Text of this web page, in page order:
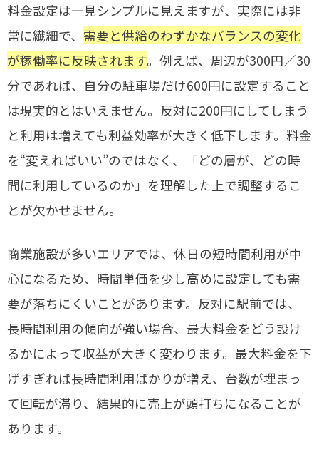
料金設定は一見シンプルに見えますが、実際には非
常に繊細で、 需要と供給のわずかなバランスの変化
が稼働率に反映されます。例えば、周辺が300円／30
分であれば、自分の駐車場だけ600円に設定すること
は現実的とはいえません。反対に200円にしてしまう
と利用は増えても利益効率が大きく低下します。料金
を“変えればいい”のではなく、「どの層が、どの時
間に利用しているのか」を理解した上で調整するこ
とが欠かせません。
商業施設が多いエリアでは、休日の短時間利用が中
心になるため、時間単価を少し高めに設定しても需
要が落ちにくいことがあります。反対に駅前では、
長時間利用の傾向が強い場合、最大料金をどう設け
るかによって収益が大きく変わります。最大料金を下
げすぎれば長時間利用ばかりが増え、台数が埋まっ
て回転が滞り、結果的に売上が頭打ちになることが
あります。